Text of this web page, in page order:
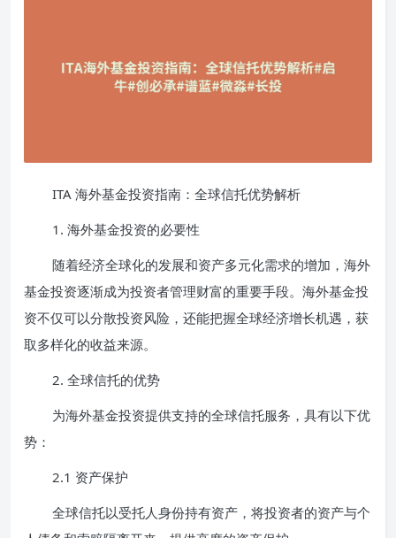
ITA 海外基金投资指南：全球信托优势解析
1. 海外基金投资的必要性
随着经济全球化的发展和资产多元化需求的增加，海外
基金投资逐渐成为投资者管理财富的重要手段。海外基金投
资不仅可以分散投资风险，还能把握全球经济增长机遇，获
取多样化的收益来源。
2. 全球信托的优势
为海外基金投资提供支持的全球信托服务，具有以下优
势：
2.1 资产保护
全球信托以受托人身份持有资产，将投资者的资产与个